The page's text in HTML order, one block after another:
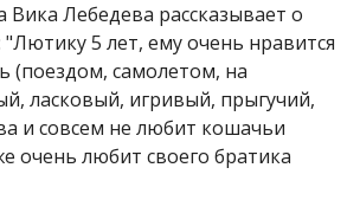
Вика Лебедева рассказывает о
5 лет, ему очень нравится
(поездом, самолетом, на
ласковый, игривый, прыгучий,
и совсем не любит кошачьи
очень любит своего братика